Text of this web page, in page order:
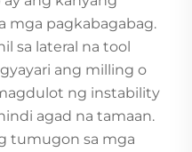
mga pagkabagabag.
sa lateral na tool
ang milling o
ng instability
agad na tamaan.
tumugon sa mga